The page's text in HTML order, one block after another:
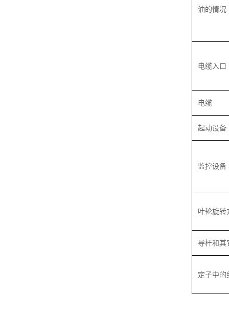
油的情况
电缆入口
电缆
起动设备
监控设备
叶轮旋转
导杆和其
定子中的